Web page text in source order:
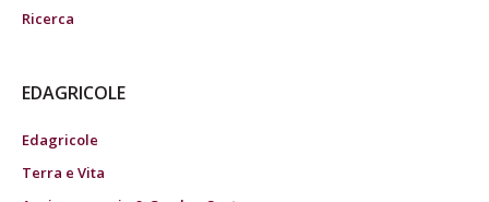
Ricerca
EDAGRICOLE
Edagricole
Terra e Vita